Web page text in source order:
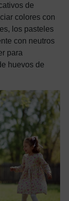
de
colores con
los pasteles
con neutros
para
huevos de